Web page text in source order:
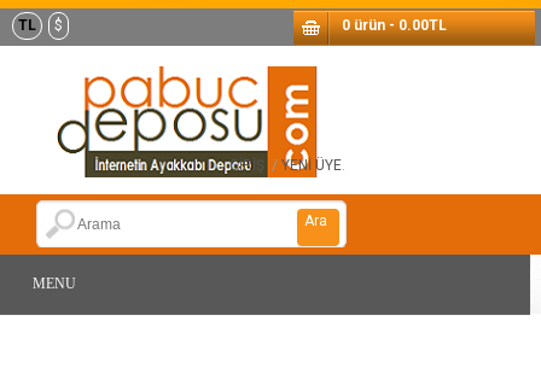
TL $ 0 ürün - 0.00TL
Ara
GİRİŞ / YENİ ÜYE.
MENU